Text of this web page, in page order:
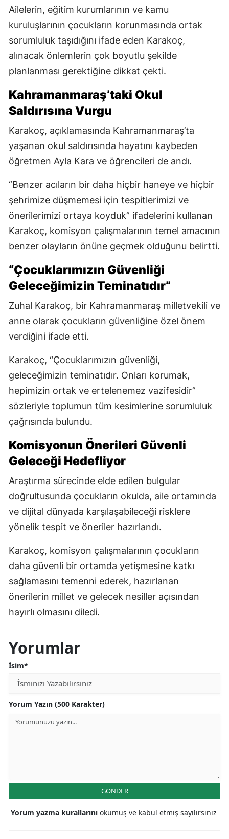
Ailelerin, eğitim kurumlarının ve kamu
kuruluşlarının çocukların korunmasında ortak
sorumluluk taşıdığını ifade eden Karakoç,
alınacak önlemlerin çok boyutlu şekilde
planlanması gerektiğine dikkat çekti.
Kahramanmaraş’taki Okul
Saldırısına Vurgu
Karakoç, açıklamasında Kahramanmaraş’ta
yaşanan okul saldırısında hayatını kaybeden
öğretmen Ayla Kara ve öğrencileri de andı.
“Benzer acıların bir daha hiçbir haneye ve hiçbir
şehrimize düşmemesi için tespitlerimizi ve
önerilerimizi ortaya koyduk” ifadelerini kullanan
Karakoç, komisyon çalışmalarının temel amacının
benzer olayların önüne geçmek olduğunu belirtti.
“Çocuklarımızın Güvenliği
Geleceğimizin Teminatıdır”
Zuhal Karakoç, bir Kahramanmaraş milletvekili ve
anne olarak çocukların güvenliğine özel önem
verdiğini ifade etti.
Karakoç, “Çocuklarımızın güvenliği,
geleceğimizin teminatıdır. Onları korumak,
hepimizin ortak ve ertelenemez vazifesidir”
sözleriyle toplumun tüm kesimlerine sorumluluk
çağrısında bulundu.
Komisyonun Önerileri Güvenli
Geleceği Hedefliyor
Araştırma sürecinde elde edilen bulgular
doğrultusunda çocukların okulda, aile ortamında
ve dijital dünyada karşılaşabileceği risklere
yönelik tespit ve öneriler hazırlandı.
Karakoç, komisyon çalışmalarının çocukların
daha güvenli bir ortamda yetişmesine katkı
sağlamasını temenni ederek, hazırlanan
önerilerin millet ve gelecek nesiller açısından
hayırlı olmasını diledi.
Yorumlar
İsim*
Yorum Yazın (500 Karakter)
GÖNDER
Yorum yazma kurallarını okumuş ve kabul etmiş sayılırsınız